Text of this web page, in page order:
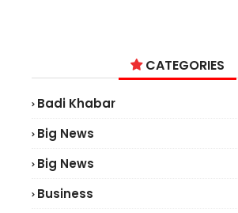
CATEGORIES
Badi Khabar
Big News
Big News
Business